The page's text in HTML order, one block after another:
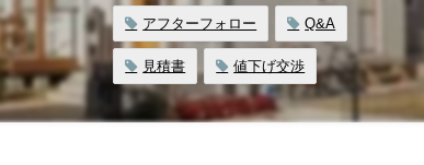
アフターフォロー Q&A
見積書 値下げ交渉